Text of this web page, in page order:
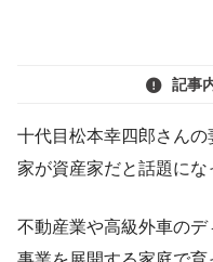
記事
十代目松本幸四郎さん
家が資産家だと話題にな
不動産業や高級外車の